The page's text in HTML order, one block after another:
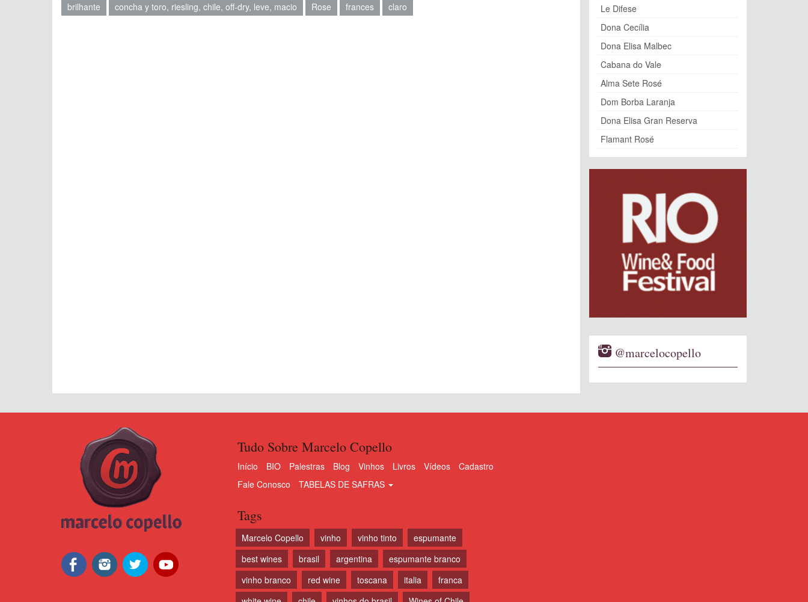
brilhante concha y toro, riesling, chile, off-dry, leve, macio Rose frances claro
Le Difese
Dona Cecília
Dona Elisa Malbec
Cabana do Vale
Alma Sete Rosé
Dom Borba Laranja
Dona Elisa Gran Reserva
Flamant Rosé
@marcelocopello
Tudo Sobre Marcelo Copello
Início BIO Palestras Blog Vinhos Livros Vídeos
Cadastro
Fale Conosco
TABELAS DE SAFRAS
Tags
Marcelo Copello vinho vinho tinto
espumante
best wines
brasil argentina
espumante branco
vinho branco
red wine toscana italia
franca